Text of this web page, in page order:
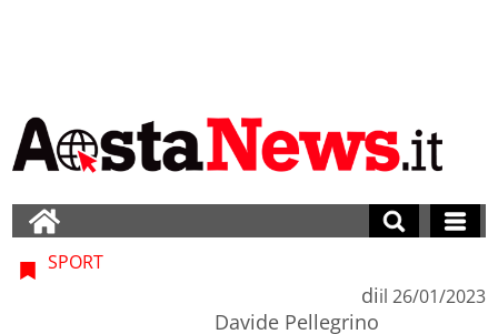
SPORT
di
Davide Pellegrino
il 26/01/2023